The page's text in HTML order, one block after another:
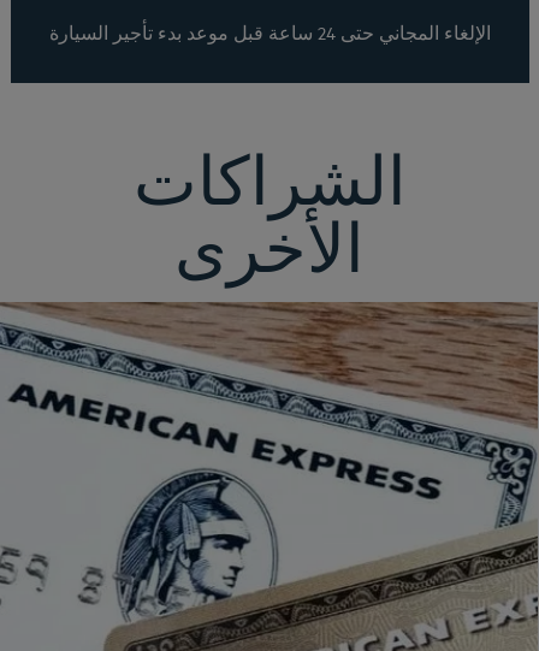
الإلغاء المجاني حتى 24 ساعة قبل موعد بدء تأجير السيارة
الشراكات
الأخرى